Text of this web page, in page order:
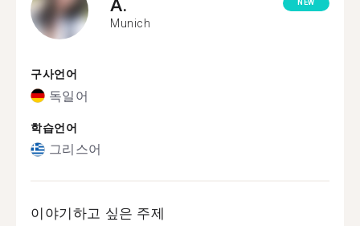
A.
Munich
NEW
구사언어
독일어
학습언어
그리스어
이야기하고 싶은 주제